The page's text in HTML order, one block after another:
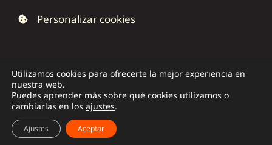
Personalizar cookies
Copyright © 2026 | Dolce Capriccio
Utilizamos cookies para ofrecerte la mejor experiencia en
nuestra web.
Puedes aprender más sobre qué cookies utilizamos o
cambiarlas en los ajustes.
Aceptar
Ajustes